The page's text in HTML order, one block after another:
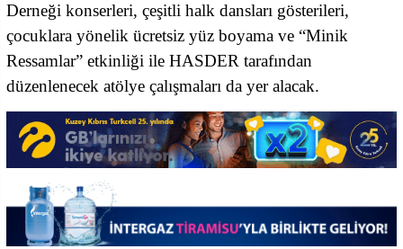
Derneği konserleri, çeşitli halk dansları gösterileri,
çocuklara yönelik ücretsiz yüz boyama ve “Minik
Ressamlar” etkinliği ile HASDER tarafından
düzenlenecek atölye çalışmaları da yer alacak.